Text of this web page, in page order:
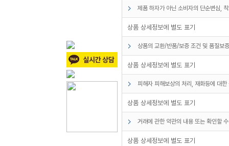
제품 하자가 아닌 소비자의 단순변심,
상품 상세정보에 별도 표기
상품의 교환/반품/보증 조건 및 품질보
상품 상세정보에 별도 표기
피해자 피해보상의 처리, 재화등에 대
상품 상세정보에 별도 표기
거래에 관한 약관의 내용 또는 확인할
상품 상세정보에 별도 표기